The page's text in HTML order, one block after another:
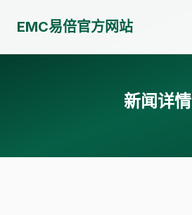
EMC易倍官方网站
新闻详情